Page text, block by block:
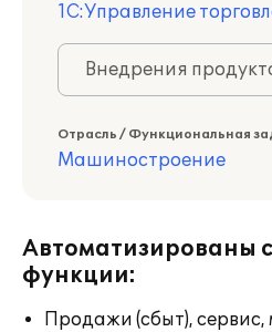
1С:Управление
Внедрения
Отрасль / Функциональная
Машиностроение
Автоматизированы
функции:
Продажи (сбыт), сервис,